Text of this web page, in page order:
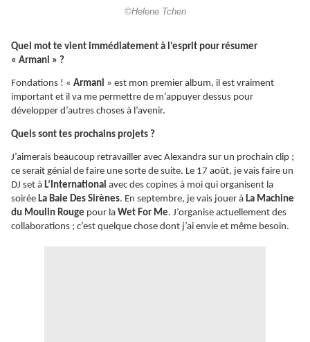
©Helene Tchen
Quel mot te vient immédiatement à l’esprit pour résumer
« Armani » ?
Fondations ! « Armani » est mon premier album, il est vraiment
important et il va me permettre de m’appuyer dessus pour
développer d’autres choses à l’avenir.
Quels sont tes prochains projets ?
J’aimerais beaucoup retravailler avec Alexandra sur un prochain clip ;
ce serait génial de faire une sorte de suite. Le 17 août, je vais faire un
DJ set à L’International avec des copines à moi qui organisent la
soirée La Baie Des Sirènes. En septembre, je vais jouer à La Machine
du Moulin Rouge pour la Wet For Me. J’organise actuellement des
collaborations ; c’est quelque chose dont j’ai envie et même besoin.